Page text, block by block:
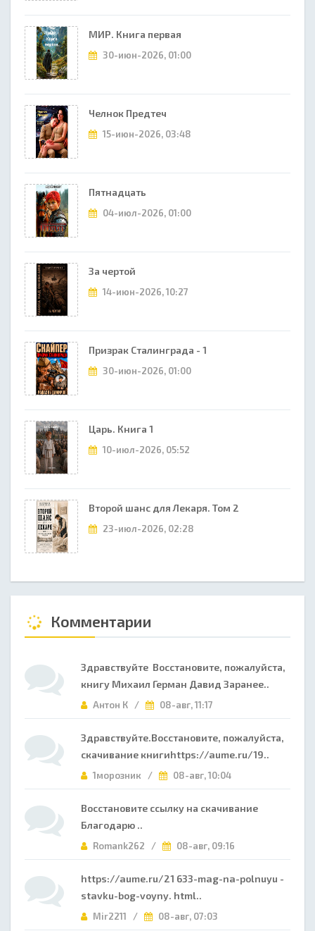
МИР. Книга первая
30-июн-2026, 01:00
Челнок Предтеч
15-июн-2026, 03:48
Пятнадцать
04-июл-2026, 01:00
За чертой
14-июн-2026, 10:27
Призрак Сталинграда - 1
30-июн-2026, 01:00
Царь. Книга 1
10-июл-2026, 05:52
Второй шанс для Лекаря. Том 2
23-июл-2026, 02:28
Комментарии
Здравствуйте Восстановите, пожалуйста,
книгу Михаил Герман Давид Заранее..
Антон К / 08-авг, 11:17
Здравствуйте.Восстановите, пожалуйста,
скачивание книгиhttps://aume.ru/19..
1морозник / 08-авг, 10:04
Восстановите ссылку на скачивание
Благодарю ..
Romank262 / 08-авг, 09:16
https://aume.ru/21 633-mag-na-polnuyu -
stavku-bog-voyny. html..
Mir2211 / 08-авг, 07:03